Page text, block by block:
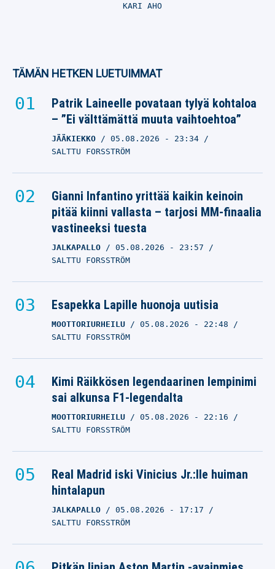
KARI AHO
TÄMÄN HETKEN LUETUIMMAT
Patrik Laineelle povataan tylyä kohtaloa
– ”Ei välttämättä muuta vaihtoehtoa”
JÄÄKIEKKO 05.08.2026 - 23:34
SALTTU FORSSTRÖM
Gianni Infantino yrittää kaikin keinoin
pitää kiinni vallasta – tarjosi MM-finaalia
vastineeksi tuesta
JALKAPALLO 05.08.2026 - 23:57
SALTTU FORSSTRÖM
Esapekka Lapille huonoja uutisia
MOOTTORIURHEILU 05.08.2026 - 22:48
SALTTU FORSSTRÖM
Kimi Räikkösen legendaarinen lempinimi
sai alkunsa F1-legendalta
MOOTTORIURHEILU 05.08.2026 - 22:16
SALTTU FORSSTRÖM
Real Madrid iski Vinicius Jr.:lle huiman
hintalapun
JALKAPALLO 05.08.2026 - 17:17
SALTTU FORSSTRÖM